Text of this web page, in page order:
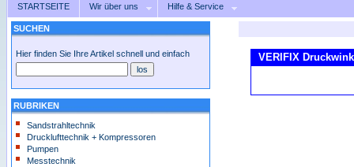
STARTSEITE Wir über uns Hilfe & Service
SUCHEN
Hier finden Sie Ihre Artikel schnell und einfach
RUBRIKEN
Sandstrahltechnik
Drucklufttechnik + Kompressoren
Pumpen
Messtechnik
VERIFIX